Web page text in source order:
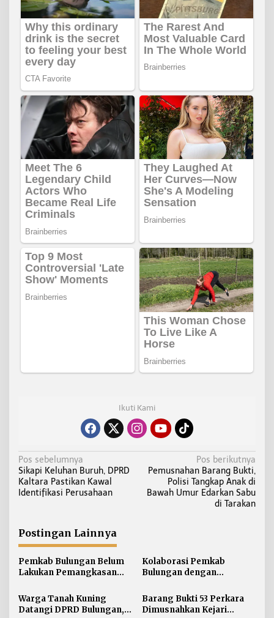
Ikuti Kami
N
a
v
a
s
i
p
o
s
Pos sebelumnya
Sikapi Keluhan Buruh, DPRD
Kaltara Pastikan Kawal
Identifikasi Perusahaan
Pos berikutnya
Pemusnahan Barang Bukti,
Polisi Tangkap Anak di
Bawah Umur Edarkan Sabu
di Tarakan
Postingan Lainnya
Pemkab Bulungan Belum
Lakukan Pemangkasan
Ada Arahan Pusat
Kolaborasi Pemkab
Bulungan dengan
Desa/Kelurahan Satu
Sarjana
Warga Tanah Kuning
Datangi DPRD Bulungan,
Barang Bukti 53 Perkara
Dimusnahkan Kejari